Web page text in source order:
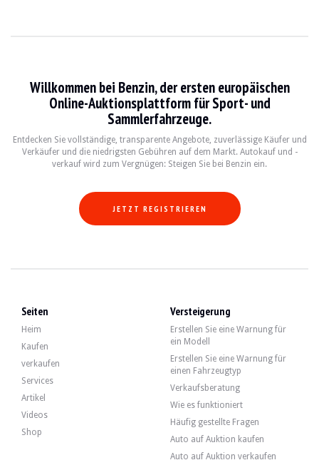
La Mercedes-Benz Classe S W222, produite de 2013 à 2020, incarne le
Fiche technique
Années de production Moteur Puissance
Mercedes-Benz Classe S W222 —
Mercedes-Benz Classe S 550 W222 - 2014
28 000 €
Mercedes-Benz Classe S 550 W222 - 2014
Willkommen bei Benzin, der ersten europäischen
Online-Auktionsplattform für Sport- und
Sammlerfahrzeuge.
Entdecken Sie vollständige, transparente Angebote, zuverlässige Käufer und
Verkäufer und die niedrigsten Gebühren auf dem Markt. Autokauf und -
verkauf wird zum Vergnügen: Steigen Sie bei Benzin ein.
JETZT REGISTRIEREN
Seiten
Heim
Kaufen
verkaufen
Services
Artikel
Videos
Shop
Versteigerung
Erstellen Sie eine Warnung für
ein Modell
Erstellen Sie eine Warnung für
einen Fahrzeugtyp
Verkaufsberatung
Wie es funktioniert
Häufig gestellte Fragen
Auto auf Auktion kaufen
Auto auf Auktion verkaufen